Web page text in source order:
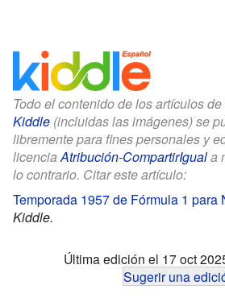
Todo el contenido de los artículos de
Kiddle (incluidas las imágenes) se
libremente para fines personales y
licenciaAtribución-CompartirIguala
lo contrario. Citar este artículo:
Temporada 1957 de Fórmula 1 para
Kiddle.
Última edición el 17 oct
Sugerir una